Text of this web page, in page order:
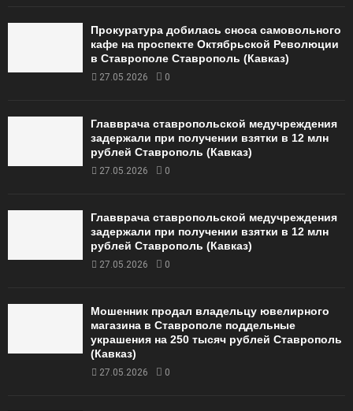
Прокуратура добилась сноса самовольного
кафе на проспекте Октябрьской Революции
в Ставрополе Ставрополь (Кавказ)
27.05.2026 0
Главврача ставропольской медучреждения
задержали при получении взятки в 12 млн
рублей Ставрополь (Кавказ)
27.05.2026 0
Главврача ставропольской медучреждения
задержали при получении взятки в 12 млн
рублей Ставрополь (Кавказ)
27.05.2026 0
Мошенник продал владельцу ювелирного
магазина в Ставрополе поддельные
украшения на 250 тысяч рублей Ставрополь
(Кавказ)
27.05.2026 0